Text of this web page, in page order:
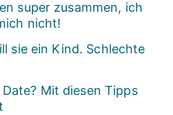
super zusammen, ich
nicht!
sie ein Kind. Schlechte
Mit diesen Tipps